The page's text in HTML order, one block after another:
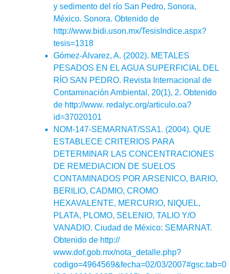
y sedimento del río San Pedro, Sonora,
México. Sonora. Obtenido de
http://www.bidi.uson.mx/TesisIndice.aspx?
tesis=1318
Gómez-Álvarez, A. (2002). METALES
PESADOS EN EL AGUA SUPERFICIAL DEL
RÍO SAN PEDRO. Revista Internacional de
Contaminación Ambiental, 20(1), 2. Obtenido
de http://www. redalyc.org/articulo.oa?
id=37020101
NOM-147-SEMARNAT/SSA1. (2004). QUE
ESTABLECE CRITERIOS PARA
DETERMINAR LAS CONCENTRACIONES
DE REMEDIACION DE SUELOS
CONTAMINADOS POR ARSENICO, BARIO,
BERILIO, CADMIO, CROMO
HEXAVALENTE, MERCURIO, NIQUEL,
PLATA, PLOMO, SELENIO, TALIO Y/O
VANADIO. Ciudad de México: SEMARNAT.
Obtenido de http://
www.dof.gob.mx/nota_detalle.php?
codigo=4964569&fecha=02/03/2007#gsc.tab=0